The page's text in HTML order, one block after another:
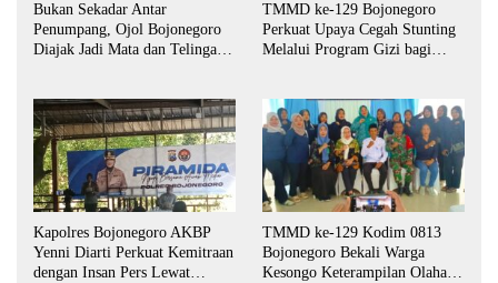
Bukan Sekadar Antar
Penumpang, Ojol Bojonegoro
Diajak Jadi Mata dan Telinga
TMMD ke-129 Bojonegoro
Perkuat Upaya Cegah Stunting
Melalui Program Gizi bagi
Kapolres Bojonegoro AKBP
Yenni Diarti Perkuat Kemitraan
dengan Insan Pers Lewat
TMMD ke-129 Kodim 0813
Bojonegoro Bekali Warga
Kesongo Keterampilan Olahan